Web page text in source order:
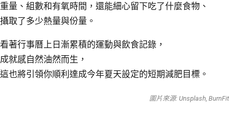
重量、組數和有氧時間，還能細心留下吃了什麼食物、
攝取了多少熱量與份量。
看著行事曆上日漸累積的運動與飲食記錄，
成就感自然油然而生，
這也將引領你順利達成今年夏天設定的短期減肥目標。
圖片來源: Unsplash, BurnFit